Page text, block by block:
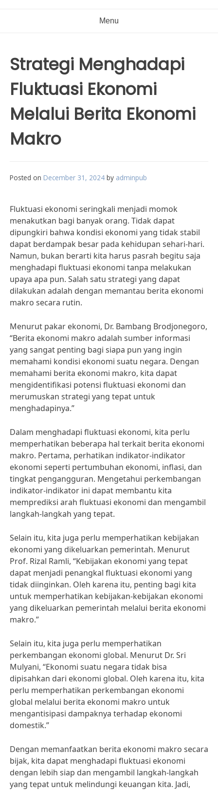
Menu
Strategi Menghadapi
Fluktuasi Ekonomi
Melalui Berita Ekonomi
Makro
Posted on December 31, 2024 by adminpub
Fluktuasi ekonomi seringkali menjadi momok
menakutkan bagi banyak orang. Tidak dapat
dipungkiri bahwa kondisi ekonomi yang tidak stabil
dapat berdampak besar pada kehidupan sehari-hari.
Namun, bukan berarti kita harus pasrah begitu saja
menghadapi fluktuasi ekonomi tanpa melakukan
upaya apa pun. Salah satu strategi yang dapat
dilakukan adalah dengan memantau berita ekonomi
makro secara rutin.
Menurut pakar ekonomi, Dr. Bambang Brodjonegoro,
“Berita ekonomi makro adalah sumber informasi
yang sangat penting bagi siapa pun yang ingin
memahami kondisi ekonomi suatu negara. Dengan
memahami berita ekonomi makro, kita dapat
mengidentifikasi potensi fluktuasi ekonomi dan
merumuskan strategi yang tepat untuk
menghadapinya.”
Dalam menghadapi fluktuasi ekonomi, kita perlu
memperhatikan beberapa hal terkait berita ekonomi
makro. Pertama, perhatikan indikator-indikator
ekonomi seperti pertumbuhan ekonomi, inflasi, dan
tingkat pengangguran. Mengetahui perkembangan
indikator-indikator ini dapat membantu kita
memprediksi arah fluktuasi ekonomi dan mengambil
langkah-langkah yang tepat.
Selain itu, kita juga perlu memperhatikan kebijakan
ekonomi yang dikeluarkan pemerintah. Menurut
Prof. Rizal Ramli, “Kebijakan ekonomi yang tepat
dapat menjadi penangkal fluktuasi ekonomi yang
tidak diinginkan. Oleh karena itu, penting bagi kita
untuk memperhatikan kebijakan-kebijakan ekonomi
yang dikeluarkan pemerintah melalui berita ekonomi
makro.”
Selain itu, kita juga perlu memperhatikan
perkembangan ekonomi global. Menurut Dr. Sri
Mulyani, “Ekonomi suatu negara tidak bisa
dipisahkan dari ekonomi global. Oleh karena itu, kita
perlu memperhatikan perkembangan ekonomi
global melalui berita ekonomi makro untuk
mengantisipasi dampaknya terhadap ekonomi
domestik.”
Dengan memanfaatkan berita ekonomi makro secara
bijak, kita dapat menghadapi fluktuasi ekonomi
dengan lebih siap dan mengambil langkah-langkah
yang tepat untuk melindungi keuangan kita. Jadi,